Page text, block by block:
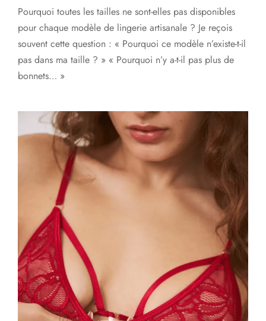
Pourquoi toutes les tailles ne sont-elles pas disponibles
pour chaque modèle de lingerie artisanale ? Je reçois
souvent cette question : « Pourquoi ce modèle n’existe-t-il
pas dans ma taille ? » « Pourquoi n’y a-t-il pas plus de
bonnets… »